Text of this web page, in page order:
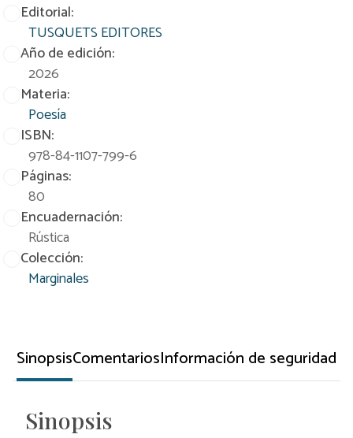
Editorial:
TUSQUETS EDITORES
Año de edición:
2026
Materia:
Poesía
ISBN:
978-84-1107-799-6
Páginas:
80
Encuadernación:
Rústica
Colección:
Marginales
SinopsisComentariosInformación de seguridad
Sinopsis